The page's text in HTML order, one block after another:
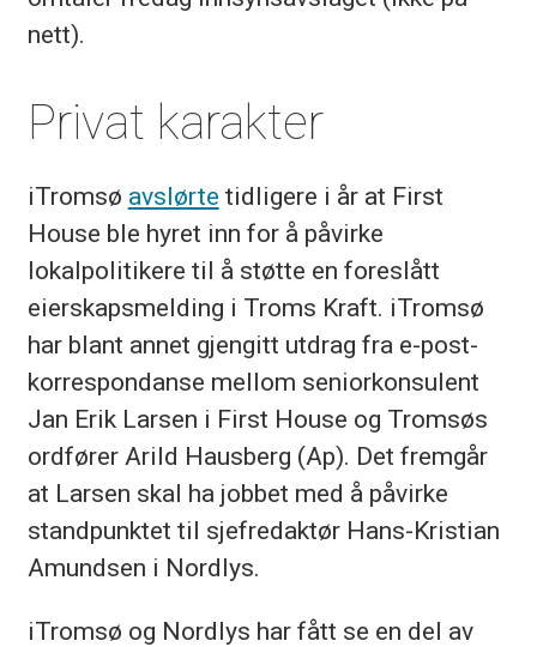
nett).
Privat karakter
iTromsø avslørte tidligere i år at First
House ble hyret inn for å påvirke
lokalpolitikere til å støtte en foreslått
eierskapsmelding i Troms Kraft. iTromsø
har blant annet gjengitt utdrag fra e-post-
korrespondanse mellom seniorkonsulent
Jan Erik Larsen i First House og Tromsøs
ordfører Arild Hausberg (Ap). Det fremgår
at Larsen skal ha jobbet med å påvirke
standpunktet til sjefredaktør Hans-Kristian
Amundsen i Nordlys.
iTromsø og Nordlys har fått se en del av